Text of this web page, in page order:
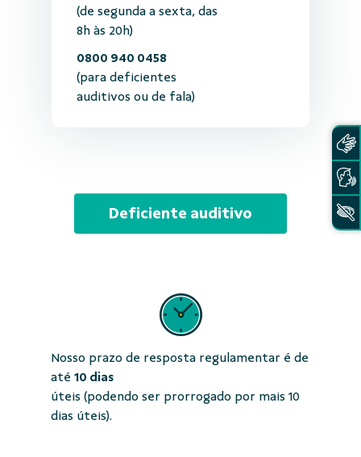
(de segunda a sexta, das
8h às 20h)
0800 940 0458
(para deficientes
auditivos ou de fala)
Deficiente auditivo
Nosso prazo de resposta regulamentar é de
até 10 dias
úteis (podendo ser prorrogado por mais 10
dias úteis).